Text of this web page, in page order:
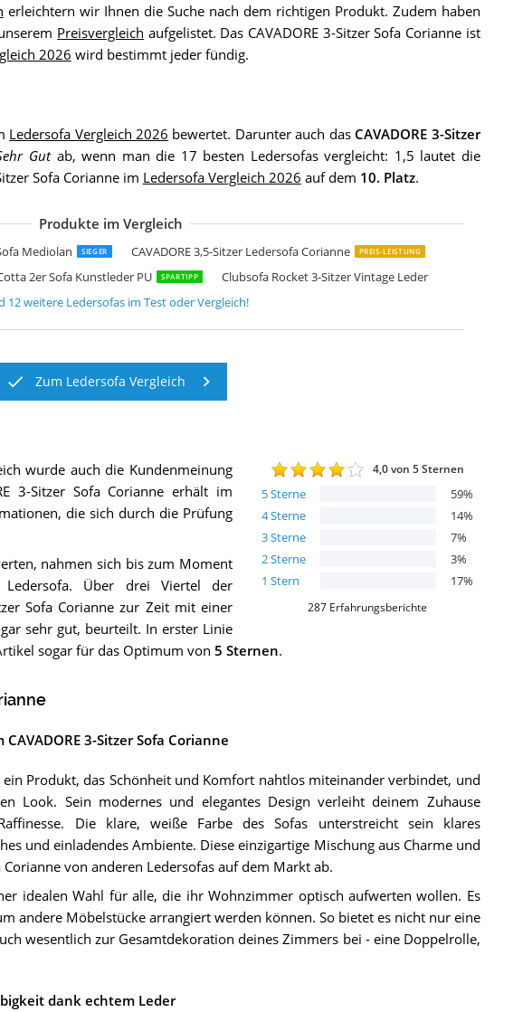
erleichtern wir Ihnen die Suche nach dem richtigen Produkt. Zudem haben
Preisvergleich aufgelistet. Das CAVADORE 3-Sitzer Sofa Corianne ist
2026 wird bestimmt jeder fündig.
Ledersofa Vergleich 2026 bewertet. Darunter auch das CAVADORE 3-Sitzer
Gutab, wenn man die 17 besten Ledersofas vergleicht: 1,5 lautet die
Sofa Corianne im Ledersofa Vergleich 2026 auf dem 10. Platz.
Produkte im Vergleich
Mediolan SIEGER CAVADORE 3,5-Sitzer Ledersofa Corianne PREIS-LEISTUNG
2er Sofa Kunstleder PU SPARTIPP Clubsofa Rocket 3-Sitzer Vintage Leder
Quattro Meble Echtleder Sofagarnitur „Roma“ 3-2-1 aus italienischem
Beliani Sofa 3-Sitzer Leder modernes Ledersofa in Schwarz Couchsofa
Quattro Meble Echtleder 3 Sitzer Sofa Varsovia Breite 235cm
Mivano Zweisitzer Leder-Sofa Enterprise
CAVADORE 2,5-Sitzer Sofa Corianne
CAVADORE 3,5-Sitzer Ledersofa Corianne
Quattro Meble Echtleder 3 er Sofa Mediolan Breite 230cm aufklappbar
Miliboo Design-Ledersofa Zwei Plätze verstellbares Kopfteil
Super Lange Echtleder 3 Sitzer Sofa London Breite 238cm
Quattro Meble Echtleder 2 er Sofa London Breite 190 cm Ledersofa Echt
Quattro Meble Echtleder 3 Sitzer Sofa Oslo FS Breite 200cm
Braunes Leder-schlafsofa modernes Sofa
12weitere Ledersofas im Test oder Vergleich!
Zum Ledersofa Vergleich
4,0von 5 Sternen
5Sterne 59%
4Sterne 14%
3Sterne 7%
2Sterne 3%
1 Stern 17%
287 Erfahrungsberichte
wurde auch die Kundenmeinung
3-Sitzer Sofa Corianne erhält im
die sich durch die Prüfung
nahmen sich bis zum Moment
Über drei Viertel der
Sofa Corianne zur Zeit mit einer
sehr gut, beurteilt. In erster Linie
sogar für das Optimum von 5 Sternen.
3-Sitzer Sofa Corianne
ein Produkt, das Schönheit und Komfort nahtlos miteinander verbindet, und
Look. Sein modernes und elegantes Design verleiht deinem Zuhause
Die klare, weiße Farbe des Sofas unterstreicht sein klares
und einladendes Ambiente. Diese einzigartige Mischung aus Charme und
Corianne von anderen Ledersofas auf dem Markt ab.
idealen Wahl für alle, die ihr Wohnzimmer optisch aufwerten wollen. Es
andere Möbelstücke arrangiert werden können. So bietet es nicht nur eine
wesentlich zur Gesamtdekoration deines Zimmers bei - eine Doppelrolle,
dank echtem Leder